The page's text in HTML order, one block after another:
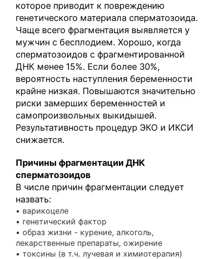
которое приводит к повреждению
генетического материала сперматозоида.
Чаще всего фрагментация выявляется у
мужчин с бесплодием. Хорошо, когда
сперматозоидов с фрагментированной
ДНК менее 15%. Если более 30%,
вероятность наступления беременности
крайне низкая. Повышаются значительно
риски замерших беременностей и
самопроизвольных выкидышей.
Результативность процедур ЭКО и ИКСИ
снижается.
Причины фрагментации ДНК
сперматозоидов
В числе причин фрагментации следует
назвать:
• варикоцеле
• генетический фактор
• образ жизни - курение, алкоголь,
лекарственные препараты, ожирение
• токсины (в т.ч. лучевая и химиотерапия)